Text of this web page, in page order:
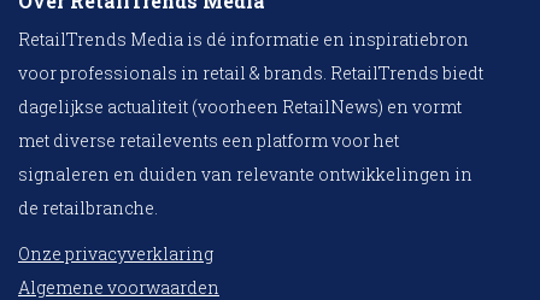
RetailTrends Media is dé informatie en inspiratiebron
voor professionals in retail & brands. RetailTrends biedt
dagelijkse actualiteit (voorheen RetailNews) en vormt
met diverse retailevents een platform voor het
signaleren en duiden van relevante ontwikkelingen in
de retailbranche.
Onze privacyverklaring
Algemene voorwaarden